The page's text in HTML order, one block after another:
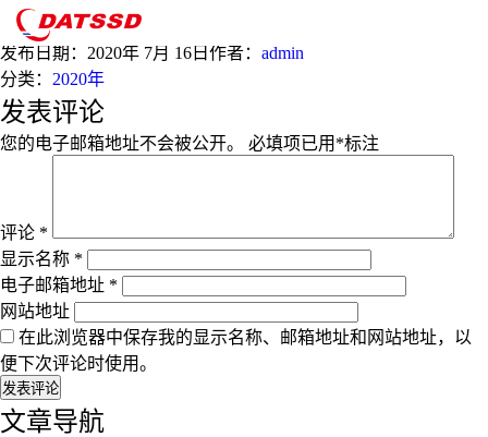
7月
发布日期： 2020年 7月 16日 作者： admin
分类： 2020年
发表评论
您的电子邮箱地址不会被公开。 必填项已用 *标注
评论 *
显示名称 *
电子邮箱地址 *
网站地址
在此浏览器中保存我的显示名称、邮箱地址和网站地址，以
便下次评论时使用。
文章导航